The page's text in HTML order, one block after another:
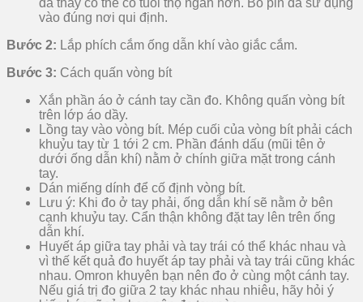
đã thay có thể có tuổi thọ ngắn hơn. Bỏ pin đã sử dụng
vào đúng nơi qui định.
Bước 2: Lắp phích cắm ống dẫn khí vào giắc cắm.
Bước 3: Cách quấn vòng bít
Xắn phần áo ở cánh tay cần đo. Không quấn vòng bít
trên lớp áo dầy.
Lồng tay vào vòng bít. Mép cuối của vòng bít phải cách
khuỷu tay từ 1 tới 2 cm. Phần đánh dấu (mũi tên ở
dưới ống dẫn khí) nằm ở chính giữa mặt trong cánh
tay.
Dán miếng dính để cố định vòng bít.
Lưu ý: Khi đo ở tay phải, ống dẫn khí sẽ nằm ở bên
cạnh khuỷu tay. Cẩn thận không đặt tay lên trên ống
dẫn khí.
Huyết áp giữa tay phải và tay trái có thể khác nhau và
vì thế kết quả đo huyết áp tay phải và tay trái cũng khác
nhau. Omron khuyên bạn nên đo ở cùng một cánh tay.
Nếu giá trị đo giữa 2 tay khác nhau nhiêu, hãy hỏi ý